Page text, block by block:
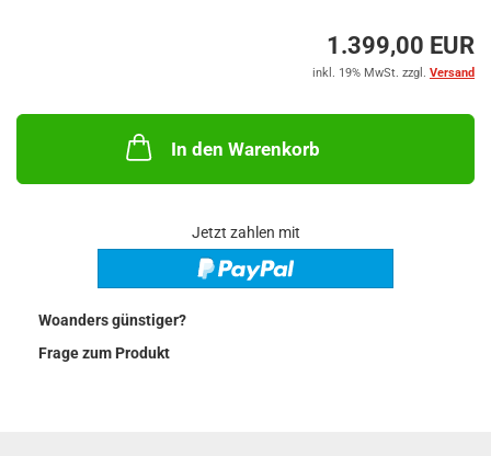
1.399,00 EUR
inkl. 19% MwSt. zzgl. Versand
In den Warenkorb
Jetzt zahlen mit
Woanders günstiger?
Frage zum Produkt